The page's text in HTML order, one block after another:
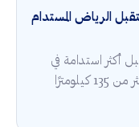
الرياض المستدام
أكثر استدامة في
مدينة الرياض، عبر شريان أخضر يمتد لأكثر من 135 كيلومترًا